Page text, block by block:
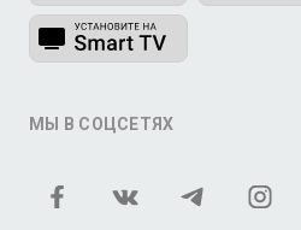
МЫ В СОЦСЕТЯХ